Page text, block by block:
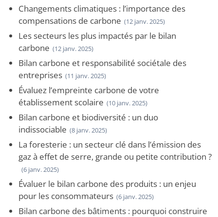
Changements climatiques : l’importance des
compensations de carbone (12 janv. 2025)
Les secteurs les plus impactés par le bilan
carbone (12 janv. 2025)
Bilan carbone et responsabilité sociétale des
entreprises (11 janv. 2025)
Évaluez l’empreinte carbone de votre
établissement scolaire (10 janv. 2025)
Bilan carbone et biodiversité : un duo
indissociable (8 janv. 2025)
La foresterie : un secteur clé dans l’émission des
gaz à effet de serre, grande ou petite contribution ?
(6 janv. 2025)
Évaluer le bilan carbone des produits : un enjeu
pour les consommateurs (6 janv. 2025)
Bilan carbone des bâtiments : pourquoi construire